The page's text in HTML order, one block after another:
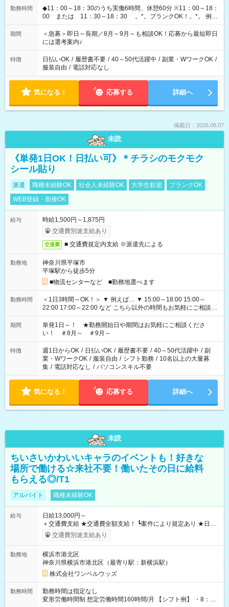
勤務時間
◆11：00～18：30のうち実働6時間、休憩60分 ※11：00～18：
00 または 11：30～18：30 。*。ブランクOK！。*。 例え
ば前職が、 在宅/財団法人/事務/コールセンター/受付/販売/カフェ
スタッフ スイーツ販売/ホテルフロント/化粧品販売/など 様々な
業界から入社して活躍されています♪
期間
＜急募＞即日～長期／8月～9月～も相談OK！応募から最短即日
には選考案内♪
特徴 日払いOK / 履歴書不要 / 40～50代活躍中 / 副業・WワークOK /
服装自由 / 電話対応なし
気になる！ 応募する 詳細へ
掲載日：2026.08.07
未読
《単発1日OK！日払い可》＊チラシのモクモク
シール貼り
派遣 職種未経験OK 社会人未経験OK 大学生歓迎
ブランクOK
WEB登録・面接OK
給与
時給1,500円～1,875円
交通費別途支給あり
交通費 ■ 交通費規定内支給 ※派遣先による
勤務地
神奈川県平塚市
平塚駅から徒歩5分
■物流センターなど ■勤務地選べます
勤務時間
＜1日3時間～OK！＞ ▼ 例えば… ▼ 15:00～18:00 15:00～
22:00 17:00～22:00 など こちら以外の時間もお気軽にご相談く
ださい！
期間
単発1日～！ ★勤務開始日や期間はお気軽にご相談くださ
い！ ＃8月～ ＃9月～
特徴 週1日からOK / 日払いOK / 履歴書不要 / 40～50代活躍中 / 副
業・WワークOK / 服装自由 / シフト勤務 / 10名以上の大量募
集 / 電話対応なし / パソコンスキル不要
気になる！ 応募する 詳細へ
未読
ちいさいかわいいキャラのイベントも！好きな
場所で働ける☆来社不要！働いたその日に給料
もらえる◎/T1
アルバイト 職種未経験OK
給与
日給13,000円～
＋交通費支給 ★交通費全額支給！ ┗案件により規定あり ★日払
いOK！（規定あり） ┗働いたその日に現金GET♪ お仕事後はコ
ンビニATMから 日払い分を引き落とせます！ 【試用期間】試
交通費別途支給あり
勤務地
横浜市港北区
神奈川県横浜市港北区（最寄り駅：新横浜駅）
株式会社ワンベルウッズ
勤務時間
勤務時間は指定なし
変形労働時間制 想定労働時間160時間/月 【シフト例】 ・8：00